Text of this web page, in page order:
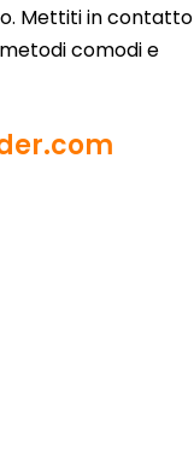
Mettiti in contatto
comodi e